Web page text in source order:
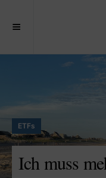
ETFs
Ich muss